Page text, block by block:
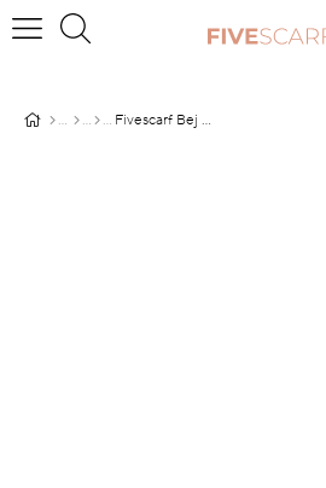
Fivescarf Bej Modal Pamuk Şal